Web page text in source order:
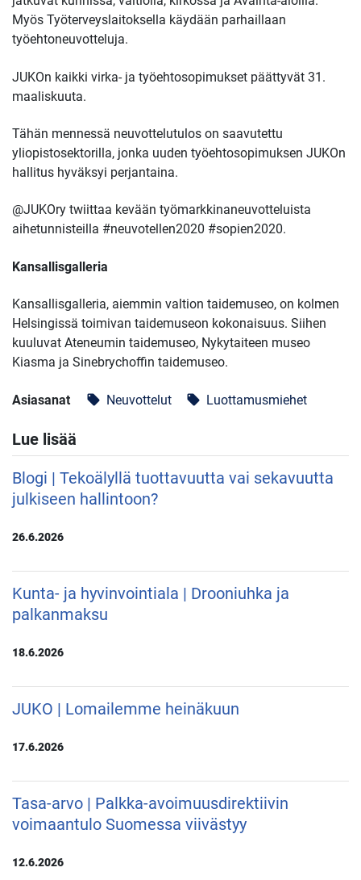
Myös Työterveyslaitoksella käydään parhaillaan
työehtoneuvotteluja.
JUKOn kaikki virka- ja työehtosopimukset päättyvät 31.
maaliskuuta.
Tähän mennessä neuvottelutulos on saavutettu
yliopistosektorilla, jonka uuden työehtosopimuksen JUKOn
hallitus hyväksyi perjantaina.
@JUKOry twiittaa kevään työmarkkinaneuvotteluista
aihetunnisteilla #neuvotellen2020 #sopien2020.
Kansallisgalleria
Kansallisgalleria, aiemmin valtion taidemuseo, on kolmen
Helsingissä toimivan taidemuseon kokonaisuus. Siihen
kuuluvat Ateneumin taidemuseo, Nykytaiteen museo
Kiasma ja Sinebrychoffin taidemuseo.
Asiasanat local_offer Neuvottelut local_offer Luottamusmiehet
Lue lisää
Blogi | Tekoälyllä tuottavuutta vai sekavuutta
julkiseen hallintoon?
26.6.2026
Kunta- ja hyvinvointiala | Drooniuhka ja
palkanmaksu
18.6.2026
JUKO | Lomailemme heinäkuun
17.6.2026
Tasa-arvo | Palkka-avoimuusdirektiivin
voimaantulo Suomessa viivästyy
12.6.2026